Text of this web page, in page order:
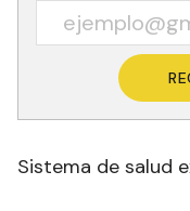
Sistema de salud